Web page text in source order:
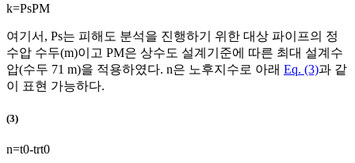
k=PsPM
여기서, Ps는 피해도 분석을 진행하기 위한 대상 파이프의 정
수압 수두(m)이고 PM은 상수도 설계기준에 따른 최대 설계수
압(수두 71 m)을 적용하였다. n은 노후지수로 아래 Eq. (3)과 같
이 표현 가능하다.
(3)
n=t0-trt0